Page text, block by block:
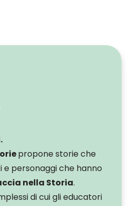
propone storie che
personaggi che hanno
nella Storia.
di cui gli educatori